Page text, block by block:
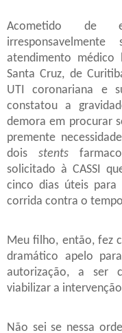
Acometido de
atendimento
Santa Cruz, de
UTI coronariana e
constatou a
demora em procurar
premente
doisstents
solicitado à CASSI
cinco dias úteis
corrida contra o
Meu filho, então, fez
dramático apelo
autorização, a ser
viabilizar a
Não sei se nessa